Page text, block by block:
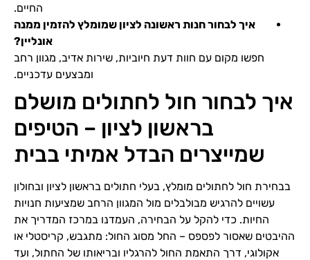
החיים.
איך לבחור חנות ראשונה לציון שמומלץ להזמין ממנה
אונליין?
חפשו מקום עם חוות דעת חיוביות, שירות אדיב, מגוון רחב
ומבצעים עדכניים.
איך לבחור חול לחתולים מושלם
בראשון לציון – הטיפים
שמייצרים הבדל אמיתי בבית
בבחירת חול לחתולים מומלץ, בעלי חתולים בראשון לציון ובחולון
עשויים להרגיש מבולבלים מול המגוון הרחב שמציעות חנויות
החיות. כדי להקל על הבחירה, העמדנו במרכז המדריך את
ההיבטים שאסור לפספס – החל מסוג החול: מתגבש, קריסטלי או
אקולוגי, דרך התאמת החול להרגליו ובריאותו של החתול, ועד